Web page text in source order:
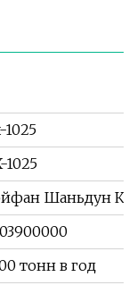
1025
1025
Шаньдун
тонн в год